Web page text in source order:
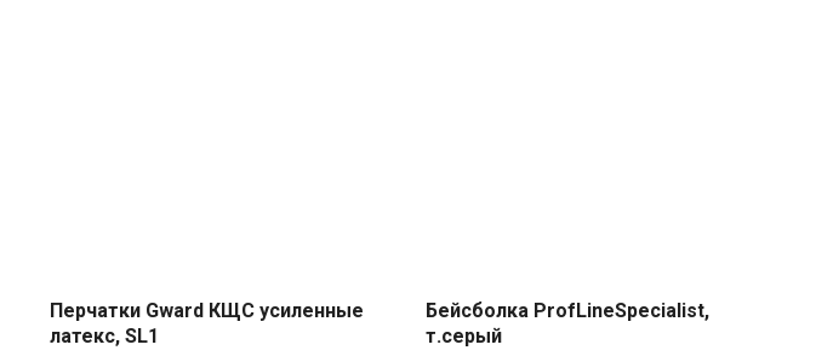
Перчатки Gward КЩС усиленные
латекс, SL1
Бейсболка ProfLineSpecialist,
т.серый